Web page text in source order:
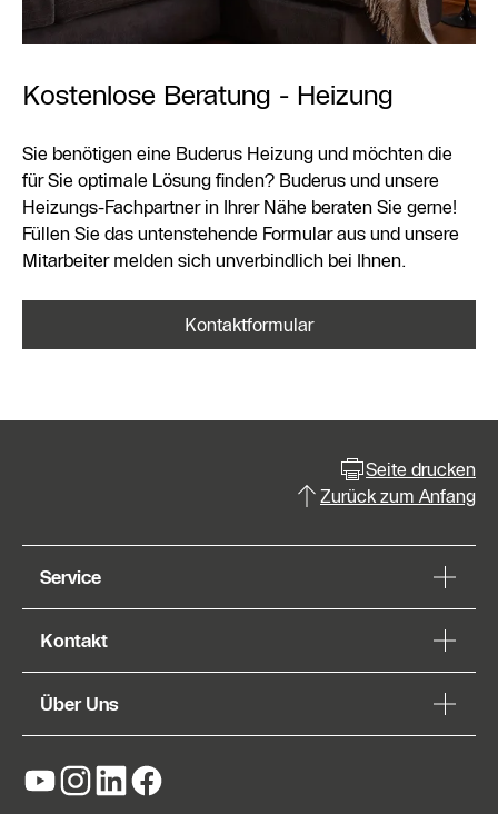
Kostenlose Beratung - Heizung
Sie benötigen eine Buderus Heizung und möchten die
für Sie optimale Lösung finden? Buderus und unsere
Heizungs-Fachpartner in Ihrer Nähe beraten Sie gerne!
Füllen Sie das untenstehende Formular aus und unsere
Mitarbeiter melden sich unverbindlich bei Ihnen.
Kontaktformular
Seite drucken
Zurück zum Anfang
Service
Kontakt
Über Uns